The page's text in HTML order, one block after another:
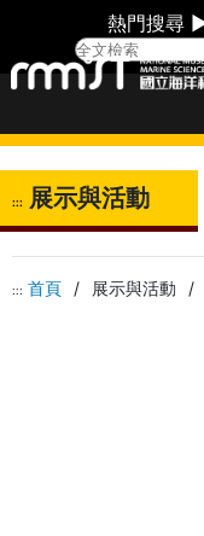
熱門搜尋
::: 展示與活動
::: 首頁 / 展示與活動 /